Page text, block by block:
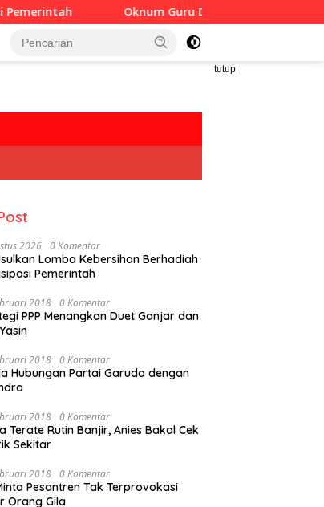
Oknum Guru Diduga Langgar Disiplin Jam Kerja
tutup
2026 0 Komentar
Lomba Kebersihan Berhadiah
Pemerintah
2018 0 Komentar
PPP Menangkan Duet Ganjar dan
2018 0 Komentar
Hubungan Partai Garuda dengan
2018 0 Komentar
Terate Rutin Banjir, Anies Bakal Cek
Sekitar
2018 0 Komentar
Pesantren Tak Terprovokasi
Orang Gila